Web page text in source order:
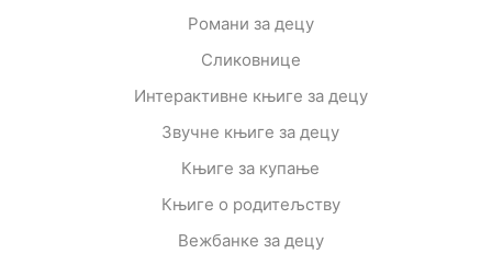
Романи за децу
Сликовнице
Интерактивне књиге за децу
Звучне књиге за децу
Књиге за купање
Књиге о родитељству
Вежбанке за децу